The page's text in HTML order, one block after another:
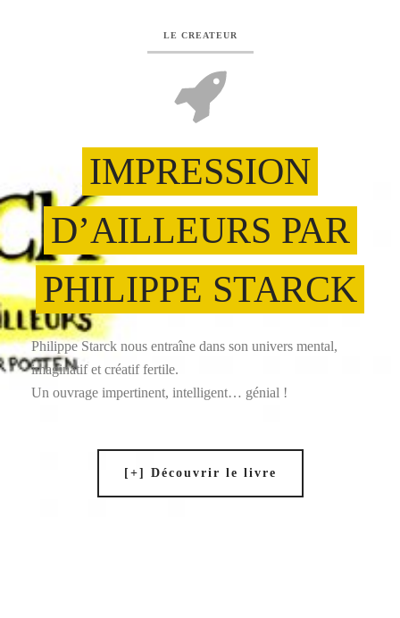
LE CREATEUR
IMPRESSION
D’AILLEURS PAR
PHILIPPE STARCK
Philippe Starck nous entraîne dans son univers mental,
imaginatif et créatif fertile.
Un ouvrage impertinent, intelligent… génial !
[+] Découvrir le livre